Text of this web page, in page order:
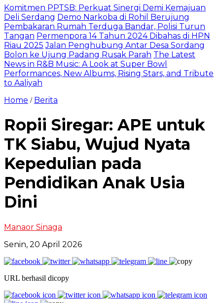
Komitmen PPTSB: Perkuat Sinergi Demi Kemajuan
Deli Serdang Demo Narkoba di Rohil Berujung
Pembakaran Rumah Terduga Bandar, Polisi Turun
Tangan Permenpora 14 Tahun 2024 Dibahas di HPN
Riau 2025 Jalan Penghubung Antar Desa Sordang
Bolon ke Ujung Padang Rusak Parah The Latest
News in R&B Music: A Look at Super Bowl
Performances, New Albums, Rising Stars, and Tribute
to Aaliyah
Home / Berita
Ropii Siregar: APE untuk
TK Siabu, Wujud Nyata
Kepedulian pada
Pendidikan Anak Usia
Dini
Manaor Sinaga
Senin, 20 April 2026
URL berhasil dicopy